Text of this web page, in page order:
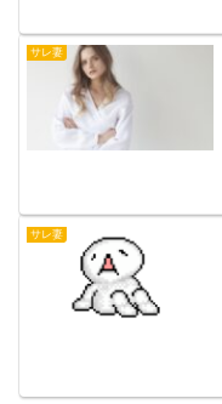
サレ妻
サレ妻